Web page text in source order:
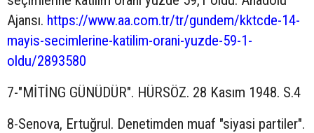
Ajansı. https://www.aa.com.tr/tr/gundem/kktcde-14-
mayis-secimlerine-katilim-orani-yuzde-59-1-
oldu/2893580
7-"MİTİNG GÜNÜDÜR". HÜRSÖZ. 28 Kasım 1948. S.4
8-Senova, Ertuğrul. Denetimden muaf "siyasi partiler".